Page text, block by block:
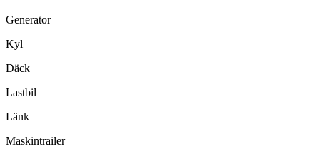
Generator
Kyl
Däck
Lastbil
Länk
Maskintrailer